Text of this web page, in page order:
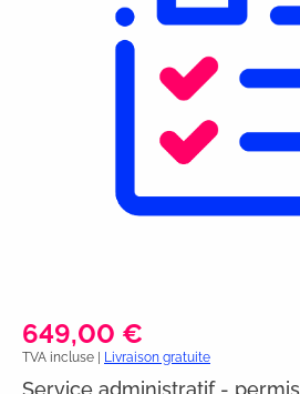
649,00 €
TVA incluse | Livraison gratuite